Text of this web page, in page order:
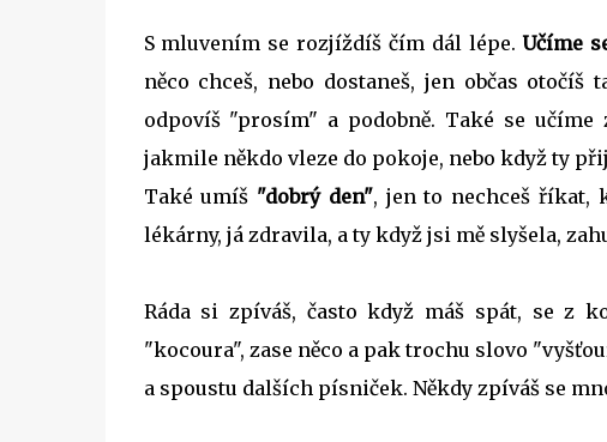
S mluvením se rozjíždíš čím dál lépe.Učíme
něco chceš, nebo dostaneš, jen občas
odpovíš "prosím" a podobně. Také se učíme
jakmile někdo vleze do pokoje, nebo když ty
Také umíš "dobrý den", jen to nechceš říkat,
lékárny, já zdravila, a ty když jsi mě slyšela,
Ráda si zpíváš, často když máš spát, se z
"kocoura", zase něco a pak trochu slovo
a spoustu dalších písniček. Někdy zpíváš se